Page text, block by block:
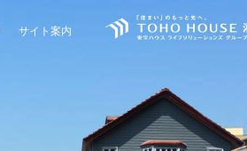
サイト案内